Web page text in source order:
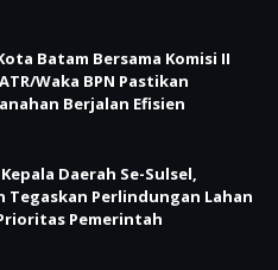
Batam Bersama Komisi II
Waka BPN Pastikan
Berjalan Efisien
Daerah Se-Sulsel,
Tegaskan Perlindungan Lahan
Pemerintah